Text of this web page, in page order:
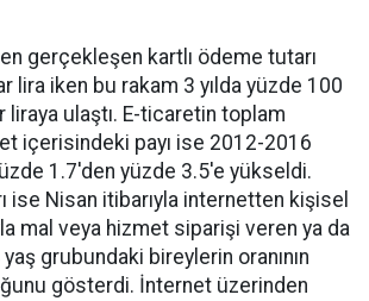
gerçekleşen kartlı ödeme tutarı
lira iken bu rakam 3 yılda yüzde 100
liraya ulaştı. E-ticaretin toplam
içerisindeki payı ise 2012-2016
1.7'den yüzde 3.5'e yükseldi.
ise Nisan itibarıyla internetten kişisel
mal veya hizmet siparişi veren ya da
grubundaki bireylerin oranının
gösterdi. İnternet üzerinden